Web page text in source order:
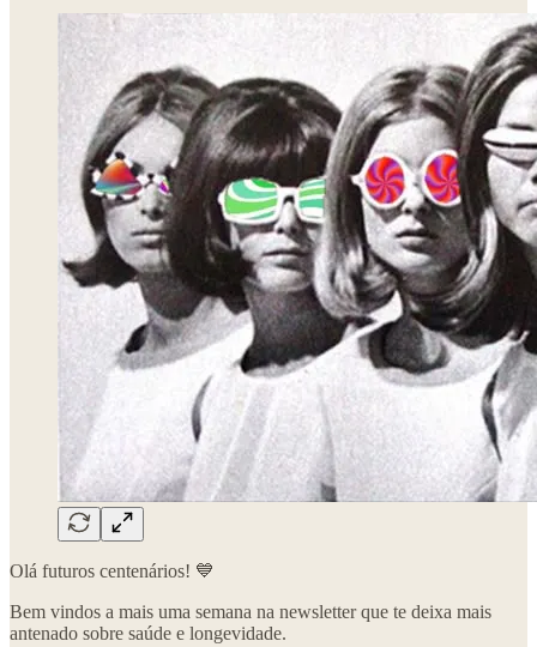
Olá futuros centenários! 💙
Bem vindos a mais uma semana na newsletter que te deixa mais
antenado sobre saúde e longevidade.